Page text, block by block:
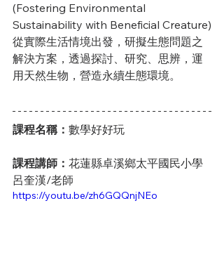
(Fostering Environmental
Sustainability with Beneficial Creature)
從實際生活情境出發，研擬生態問題之
解決方案，透過探討、研究、思辨，運
用天然生物，營造永續生態環境。
課程名稱： 數學好好玩
課程講師： 花蓮縣卓溪鄉太平國民小學
呂奎漢/老師
https://youtu.be/zh6GQQnjNEo